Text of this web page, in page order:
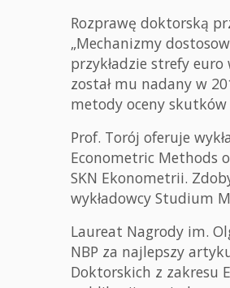
Rozprawę doktorską
„Mechanizmy
przykładzie strefy
został mu nadany w
metody oceny
Prof. Torój oferuje
Econometric Methods
SKN Ekonometrii.
wykładowcy Studium
Laureat Nagrody im.
NBP za najlepszy
Doktorskich z zakresu